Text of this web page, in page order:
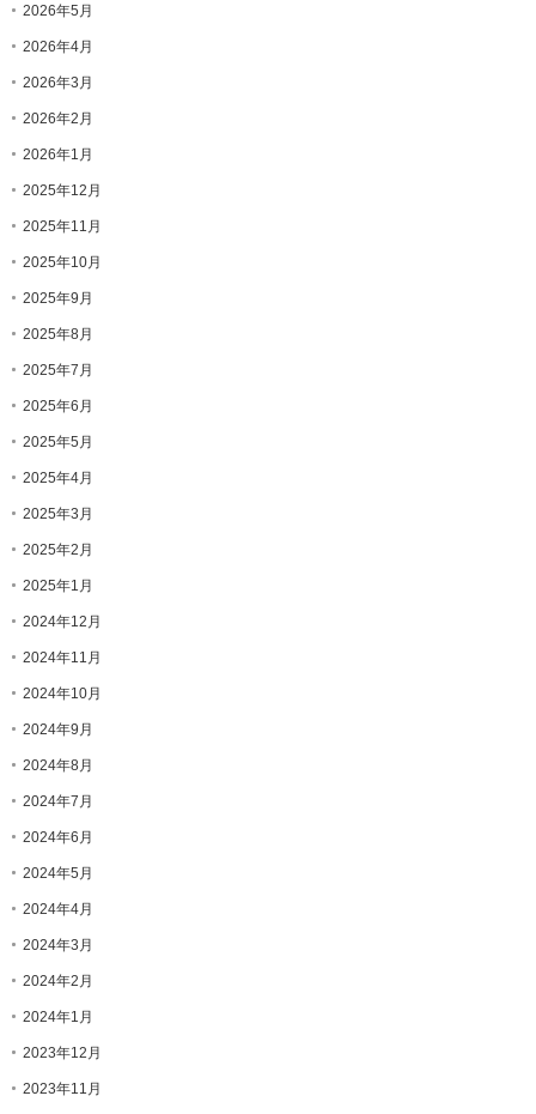
2026年5月
2026年4月
2026年3月
2026年2月
2026年1月
2025年12月
2025年11月
2025年10月
2025年9月
2025年8月
2025年7月
2025年6月
2025年5月
2025年4月
2025年3月
2025年2月
2025年1月
2024年12月
2024年11月
2024年10月
2024年9月
2024年8月
2024年7月
2024年6月
2024年5月
2024年4月
2024年3月
2024年2月
2024年1月
2023年12月
2023年11月